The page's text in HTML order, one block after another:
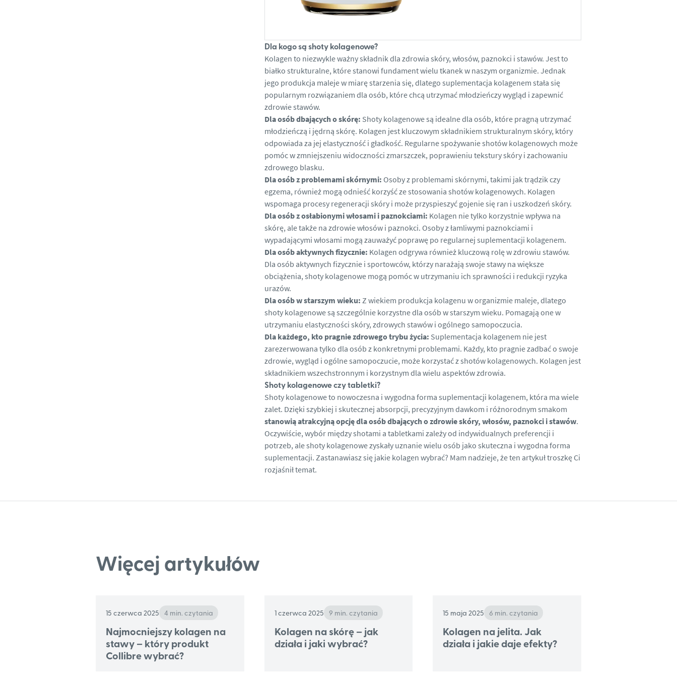
Dla kogo są shoty kolagenowe?
Kolagen to niezwykle ważny składnik dla zdrowia skóry, włosów, paznokci i stawów. Jest to
białko strukturalne, które stanowi fundament wielu tkanek w naszym organizmie. Jednak
jego produkcja maleje w miarę starzenia się, dlatego suplementacja kolagenem stała się
popularnym rozwiązaniem dla osób, które chcą utrzymać młodzieńczy wygląd i zapewnić
zdrowie stawów.
Dla osób dbających o skórę: Shoty kolagenowe są idealne dla osób, które pragną utrzymać
młodzieńczą i jędrną skórę. Kolagen jest kluczowym składnikiem strukturalnym skóry, który
odpowiada za jej elastyczność i gładkość. Regularne spożywanie shotów kolagenowych może
pomóc w zmniejszeniu widoczności zmarszczek, poprawieniu tekstury skóry i zachowaniu
zdrowego blasku.
Dla osób z problemami skórnymi: Osoby z problemami skórnymi, takimi jak trądzik czy
egzema, również mogą odnieść korzyść ze stosowania shotów kolagenowych. Kolagen
wspomaga procesy regeneracji skóry i może przyspieszyć gojenie się ran i uszkodzeń skóry.
Dla osób z osłabionymi włosami i paznokciami: Kolagen nie tylko korzystnie wpływa na
skórę, ale także na zdrowie włosów i paznokci. Osoby z łamliwymi paznokciami i
wypadającymi włosami mogą zauważyć poprawę po regularnej suplementacji kolagenem.
Dla osób aktywnych fizycznie: Kolagen odgrywa również kluczową rolę w zdrowiu stawów.
Dla osób aktywnych fizycznie i sportowców, którzy narażają swoje stawy na większe
obciążenia, shoty kolagenowe mogą pomóc w utrzymaniu ich sprawności i redukcji ryzyka
urazów.
Dla osób w starszym wieku: Z wiekiem produkcja kolagenu w organizmie maleje, dlatego
shoty kolagenowe są szczególnie korzystne dla osób w starszym wieku. Pomagają one w
utrzymaniu elastyczności skóry, zdrowych stawów i ogólnego samopoczucia.
Dla każdego, kto pragnie zdrowego trybu życia: Suplementacja kolagenem nie jest
zarezerwowana tylko dla osób z konkretnymi problemami. Każdy, kto pragnie zadbać o swoje
zdrowie, wygląd i ogólne samopoczucie, może korzystać z shotów kolagenowych. Kolagen jest
składnikiem wszechstronnym i korzystnym dla wielu aspektów zdrowia.
Shoty kolagenowe czy tabletki?
Shoty kolagenowe to nowoczesna i wygodna forma suplementacji kolagenem, która ma wiele
zalet. Dzięki szybkiej i skutecznej absorpcji, precyzyjnym dawkom i różnorodnym smakom
stanowią atrakcyjną opcję dla osób dbających o zdrowie skóry, włosów, paznokci i stawów.
Oczywiście, wybór między shotami a tabletkami zależy od indywidualnych preferencji i
potrzeb, ale shoty kolagenowe zyskały uznanie wielu osób jako skuteczna i wygodna forma
suplementacji. Zastanawiasz się jakie kolagen wybrać? Mam nadzieje, że ten artykuł troszkę Ci
rozjaśnił temat.
Więcej artykułów
15 czerwca 2025 4 min. czytania
Najmocniejszy kolagen na
stawy – który produkt
Collibre wybrać?
1 czerwca 2025 9 min. czytania
Kolagen na skórę – jak
działa i jaki wybrać?
15 maja 2025 6 min. czytania
Kolagen na jelita. Jak
działa i jakie daje efekty?